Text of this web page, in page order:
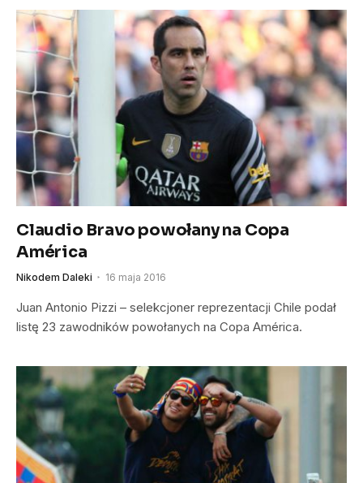
Claudio Bravo powołany na Copa
América
Nikodem Daleki 16 maja 2016
Juan Antonio Pizzi – selekcjoner reprezentacji Chile podał
listę 23 zawodników powołanych na Copa América.